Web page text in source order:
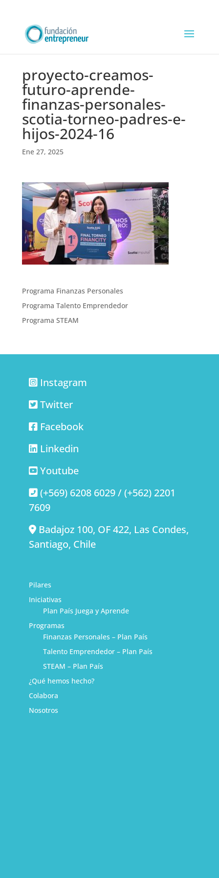
proyecto-creamos-
futuro-aprende-
finanzas-personales-
scotia-torneo-padres-e-
hijos-2024-16
Ene 27, 2025
Programa Finanzas Personales
Programa Talento Emprendedor
Programa STEAM
Instagram
Twitter
Facebook
Linkedin
Youtube
(+569) 6208 6029 / (+562) 2201
7609
Badajoz 100, OF 422, Las Condes,
Santiago, Chile
Pilares
Iniciativas
Plan País Juega y Aprende
Programas
Finanzas Personales – Plan País
Talento Emprendedor – Plan País
STEAM – Plan País
¿Qué hemos hecho?
Colabora
Nosotros